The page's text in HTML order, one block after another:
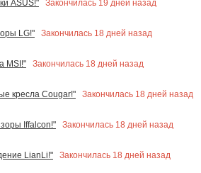
ASUS!" Закончилась 19 дней назад
LG!"
Закончилась 18 дней назад
MSI!"
Закончилась 18 дней назад
кресла Cougar!"
Закончилась 18 дней назад
Iffalcon!"
Закончилась 18 дней назад
LianLi!"
Закончилась 18 дней назад